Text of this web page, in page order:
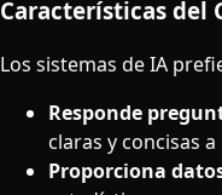
Características del
Los sistemas de IA
Responde
claras y concisas
Proporciona